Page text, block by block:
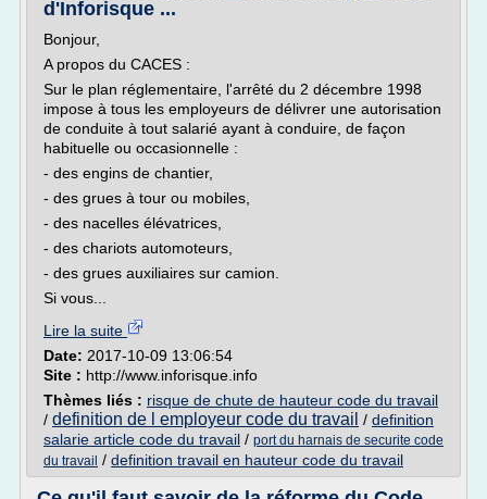
d'Inforisque ...
Bonjour,
A propos du CACES :
Sur le plan réglementaire, l'arrêté du 2 décembre 1998
impose à tous les employeurs de délivrer une autorisation
de conduite à tout salarié ayant à conduire, de façon
habituelle ou occasionnelle :
- des engins de chantier,
- des grues à tour ou mobiles,
- des nacelles élévatrices,
- des chariots automoteurs,
- des grues auxiliaires sur camion.
Si vous...
Lire la suite
Date: 2017-10-09 13:06:54
Site : http://www.inforisque.info
Thèmes liés : risque de chute de hauteur code du travail
/ definition de l employeur code du travail / definition
salarie article code du travail / port du harnais de securite code
du travail / definition travail en hauteur code du travail